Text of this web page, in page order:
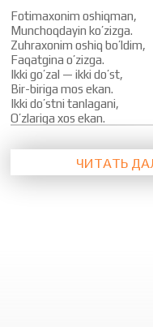
Fotimaxonim oshiqman,
Munchoqdayin ko’zizga.
Zuhraxonim oshiq bo’ldim,
Faqatgina o’zizga.
Ikki go’zal — ikki do’st,
Bir-biriga mos ekan.
Ikki do’stni tanlagani,
O’zlariga xos ekan.
Men tomonga bir qarang.
Zuhraxonim, ey jonim,
ЧИТАТЬ